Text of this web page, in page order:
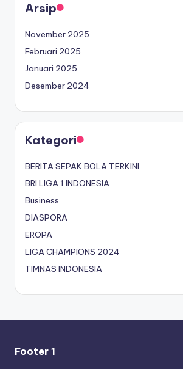
Arsip
November 2025
Februari 2025
Januari 2025
Desember 2024
Kategori
BERITA SEPAK BOLA TERKINI
BRI LIGA 1 INDONESIA
Business
DIASPORA
EROPA
LIGA CHAMPIONS 2024
TIMNAS INDONESIA
Footer 1